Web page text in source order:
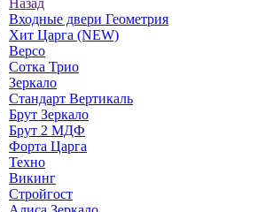
Назад
Входные двери Геометрия
Хит Царга (NEW)
Версо
Сотка Трио
Зеркало
Стандарт Вертикаль
Брут Зеркало
Брут 2 МДФ
Форта Царга
Техно
Викинг
Стройгост